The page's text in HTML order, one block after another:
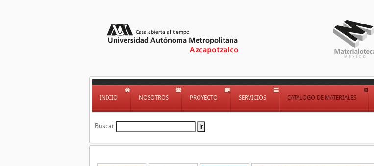
INICIO NOSOTROS PROYECTO SERVICIOS CATÁLOGO DE MATERIALES
Buscar